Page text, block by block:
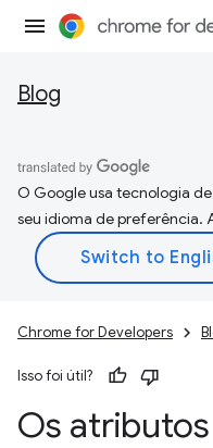
Blog
O Google usa tecnologia
seu idioma de preferência.
Chrome for Developers
Isso foi útil?
Os